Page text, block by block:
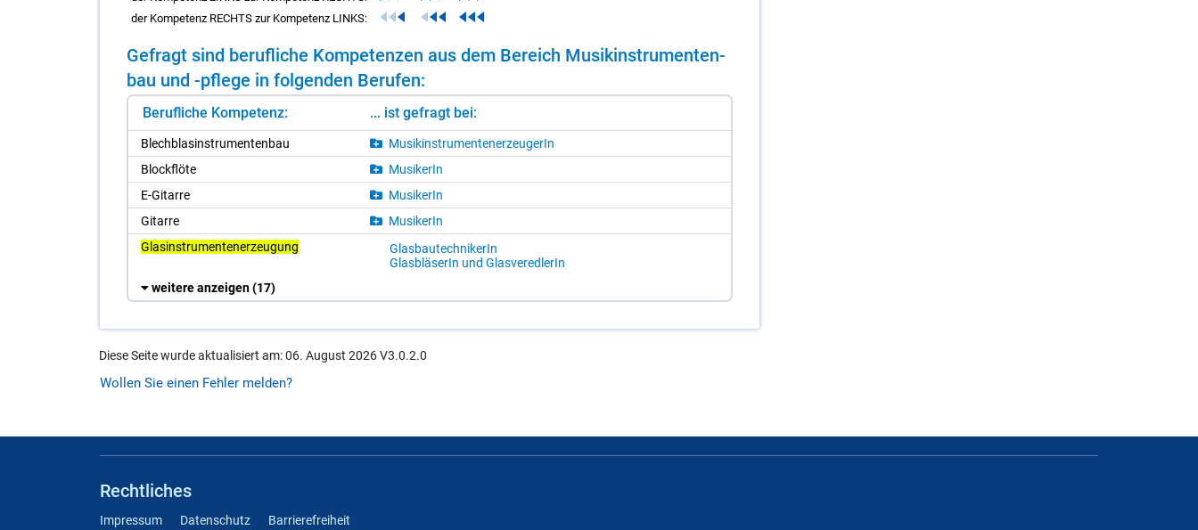
der Kompetenz RECHTS zur Kompetenz LINKS:
Ge­fragt sind be­ruf­li­che Kom­pe­ten­zen aus dem Be­reich Mu­sik­in­stru­men­ten­
bau und -pfle­ge in fol­gen­den Be­ru­fen:
Berufliche Kompetenz: ... ist gefragt bei:
Blech­blas­in­stru­men­ten­bau
Mu­sik­in­stru­men­ten­er­zeu­ge­rIn
Block­flö­te
Mu­si­ke­rIn
E-Gi­tar­re
Mu­si­ke­rIn
Gi­tar­re
Mu­si­ke­rIn
Glasinstrumentenerzeugung
Glas­bau­tech­ni­ke­rIn
Glas­blä­se­rIn und Glas­ver­ed­le­rIn
weitere anzeigen(17)
Diese Seite wurde aktualisiert am: 06. August 2026 V3.0.2.0
Wollen Sie einen Fehler melden?
Rechtliches
Impressum Datenschutz Barrierefreiheit